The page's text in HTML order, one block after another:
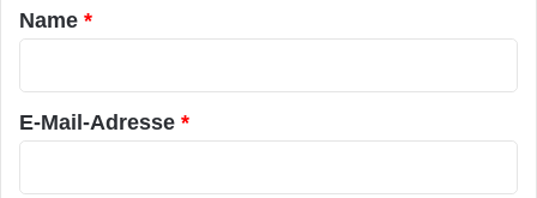
a
r
*
Name *
E-Mail-Adresse *